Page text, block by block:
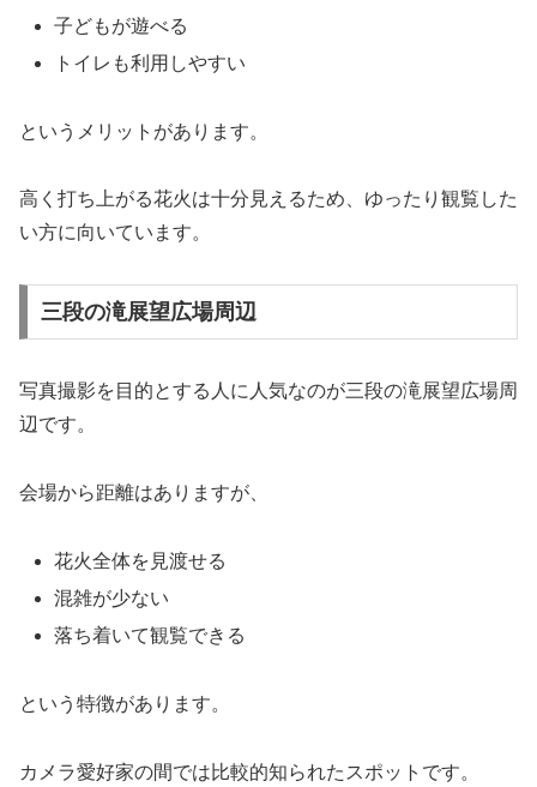
子どもが遊べる
トイレも利用しやすい
というメリットがあります。
高く打ち上がる花火は十分見えるため、ゆったり観覧した
い方に向いています。
三段の滝展望広場周辺
写真撮影を目的とする人に人気なのが三段の滝展望広場周
辺です。
会場から距離はありますが、
花火全体を見渡せる
混雑が少ない
落ち着いて観覧できる
という特徴があります。
カメラ愛好家の間では比較的知られたスポットです。